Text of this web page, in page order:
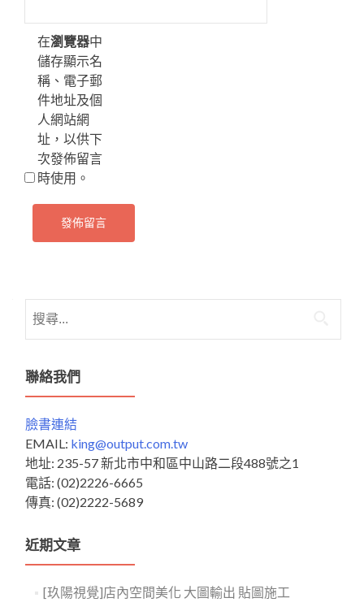
在瀏覽器中
儲存顯示名
稱、電子郵
件地址及個
人網站網
址，以供下
次發佈留言
時使用。
尋
鍵
字:
聯絡我們
臉書連結
EMAIL: king@output.com.tw
地址: 235-57 新北市中和區中山路二段488號之1
電話: (02)2226-6665
傳真: (02)2222-5689
近期文章
[玖陽視覺]店內空間美化 大圖輸出 貼圖施工